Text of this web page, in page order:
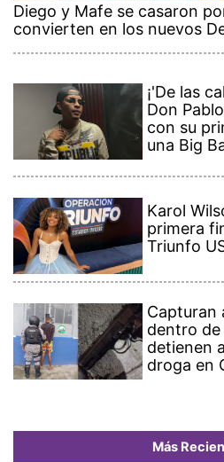
Diego y Mafe se casaron
convierten en los nuevos
¡'De las
Don
con su
una Big
Karol
primera
Triunfo
Capturan
dentro de
detienen
droga en
Más